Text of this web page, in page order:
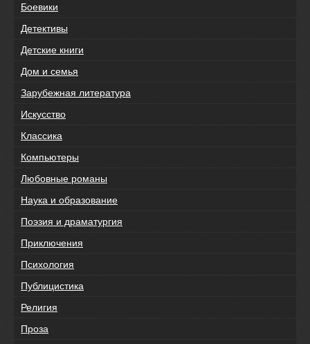
Боевики
Детективы
Детские книги
Дом и семья
Зарубежная литература
Искусство
Классика
Компьютеры
Любовные романы
Наука и образование
Поэзия и драматургия
Приключения
Психология
Публицистика
Религия
Проза